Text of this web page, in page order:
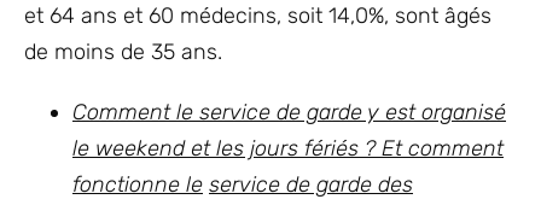
et 64 ans et 60 médecins, soit 14,0%, sont âgés
de moins de 35 ans.
Comment le service de garde y est organisé
le weekend et les jours fériés ? Et comment
fonctionne le service de garde des